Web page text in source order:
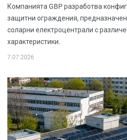
Компанията GBP разработва
защитни ограждения,
соларни електроцентрали с
характеристики.
7.07.2026